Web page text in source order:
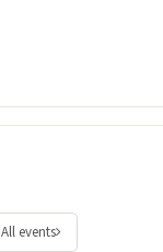
All events